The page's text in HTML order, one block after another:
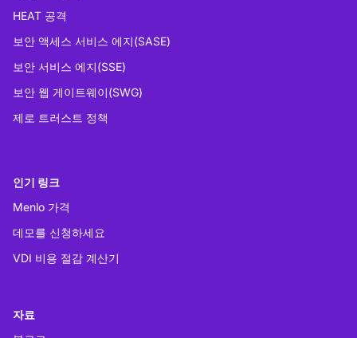
HEAT 공격
보안 액세스 서비스 에지(SASE)
보안 서비스 에지(SSE)
보안 웹 게이트웨이(SWG)
제로 트러스트 정책
인기 링크
Menlo 가격
데모를 신청하세요
VDI 비용 절감 계산기
자료